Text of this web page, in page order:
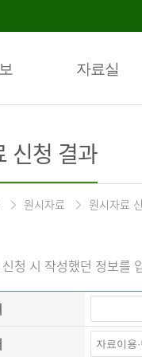
자료실
신청 결과
원시자료 원시자료
청 시 작성했던 정보를